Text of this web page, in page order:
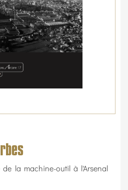
de la machine-outil à l'Arsenal